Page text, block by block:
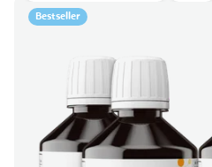
Bestseller